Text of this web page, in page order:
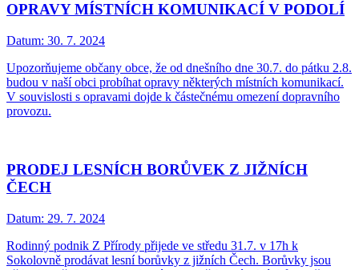
OPRAVY MÍSTNÍCH KOMUNIKACÍ V PODOLÍ
Datum: 30. 7. 2024
Upozorňujeme občany obce, že od dnešního dne 30.7. do pátku 2.8.
budou v naší obci probíhat opravy některých místních komunikací.
V souvislosti s opravami dojde k částečnému omezení dopravního
provozu.
PRODEJ LESNÍCH BORŮVEK Z JIŽNÍCH
ČECH
Datum: 29. 7. 2024
Rodinný podnik Z Přírody přijede ve středu 31.7. v 17h k
Sokolovně prodávat lesní borůvky z jižních Čech. Borůvky jsou